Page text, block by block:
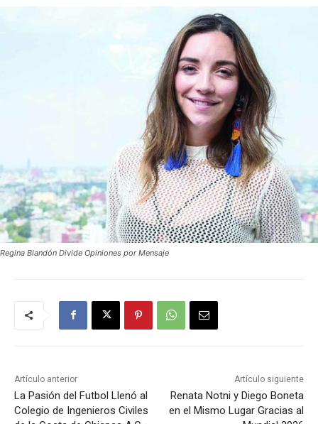
Regina Blandón Divide Opiniones por Mensaje
Artículo anterior
La Pasión del Futbol Llenó al
Colegio de Ingenieros Civiles
Artículo siguiente
Renata Notni y Diego Boneta
en el Mismo Lugar Gracias al